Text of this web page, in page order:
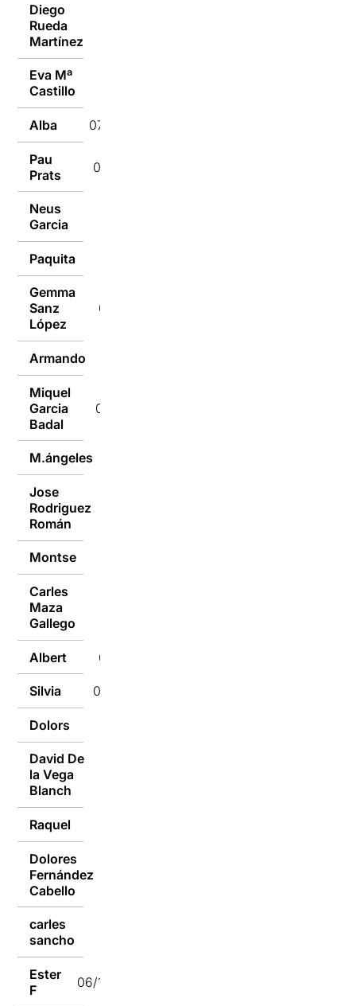
Diego
Rueda
Martínez
Eva Mª
Castillo
Alba 07/10/2020
Pau
Prats
07/10/2020
Neus
Garcia
Paquita
Gemma
Sanz
López
07/10/2020
Armando
Miquel
Garcia
Badal
06/10/2020
M.ángeles
Jose
Rodriguez
Román
Montse
Carles
Maza
Gallego
Albert 06/10/2020
Silvia 06/10/2020
Dolors
David De
la Vega
Blanch
Raquel
Dolores
Fernández
Cabello
carles
sancho
Ester
F
06/10/2020